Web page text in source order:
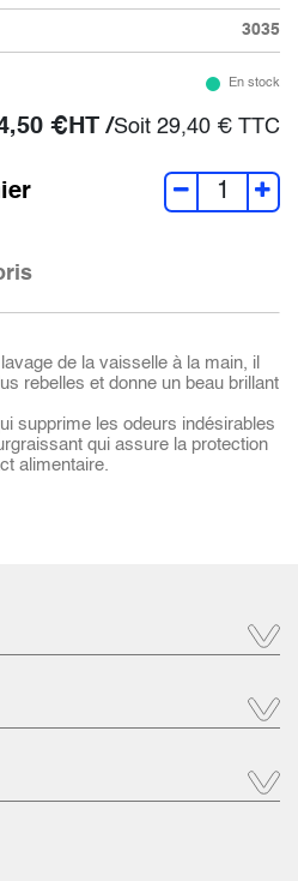
3035
En stock
€HT /Soit 29,40 € TTC
de la vaisselle à la main, il
rebelles et donne un beau brillant
supprime les odeurs indésirables
qui assure la protection
alimentaire.